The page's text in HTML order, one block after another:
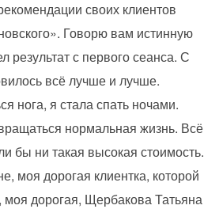
своих клиентов
Говорю вам истинную
результат с первого сеанса. С
всё лучше и лучше.
нога, я стала спать ночами.
нормальная жизнь. Всё
бы ни такая высокая стоимость.
моя дорогая клиентка, которой
дорогая, Щербакова Татьяна